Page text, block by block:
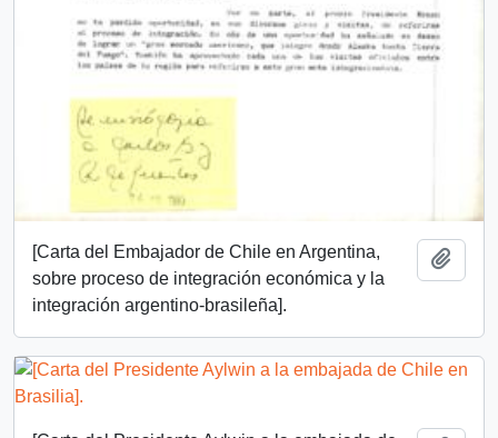
[Carta del Embajador de Chile en Argentina,
sobre proceso de integración económica y la
integración argentino-brasileña].